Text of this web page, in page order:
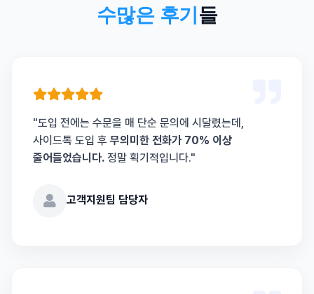
수많은 후기들
"도입 전에는 수문을 매 단순 문의에 시달렸는데,
사이드톡 도입 후 무의미한 전화가 70% 이상
줄어들었습니다. 정말 획기적입니다."
고객지원팀 담당자